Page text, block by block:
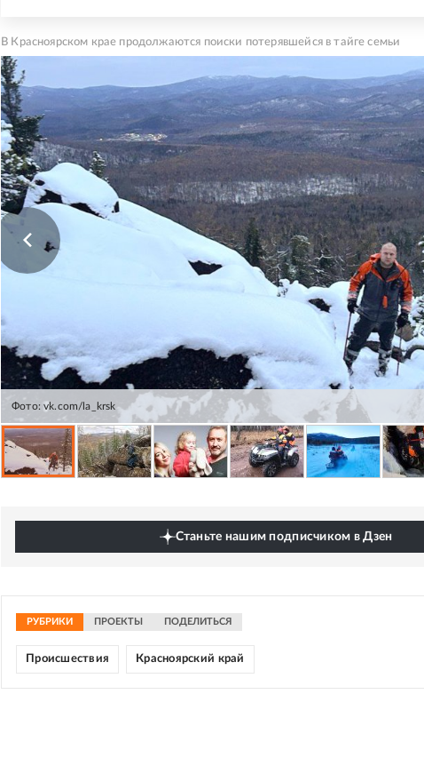
В Красноярском крае продолжаются поиски потерявшейся в тайге семьи
Фото: vk.com/la_krsk
Станьте нашим подписчиком в Дзен
РУБРИКИ ПРОЕКТЫ ПОДЕЛИТЬСЯ
Происшествия Красноярский край